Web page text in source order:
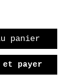
panier
et payer